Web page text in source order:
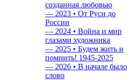
созданная любовью
— 2023 • От Руси до
России
— 2024 • Война и мир
глазами художника
— 2025 • Будем жить и
помнить! 1945-2025
— 2026 • В начале было
слово